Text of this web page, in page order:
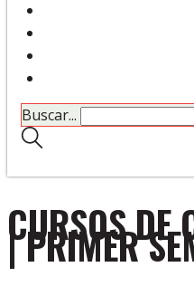
Buscar...
CURSOS DE
| PRIMER